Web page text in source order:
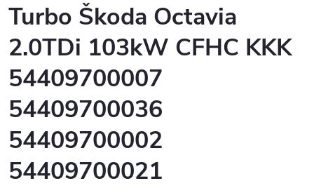
Turbo Škoda Octavia
2.0TDi 103kW CFHC KKK
54409700007
54409700036
54409700002
54409700021